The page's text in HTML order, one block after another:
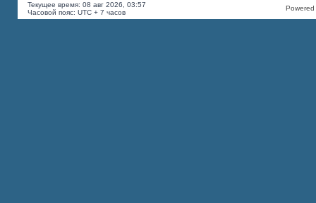
Текущее время: 08 авг 2026, 03:57
Часовой пояс: UTC + 7 часов